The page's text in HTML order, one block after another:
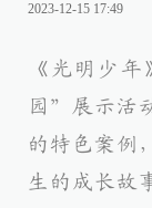
2023-12-15 17:49
《光明少
园”展示活
的特色案例
生的成长故